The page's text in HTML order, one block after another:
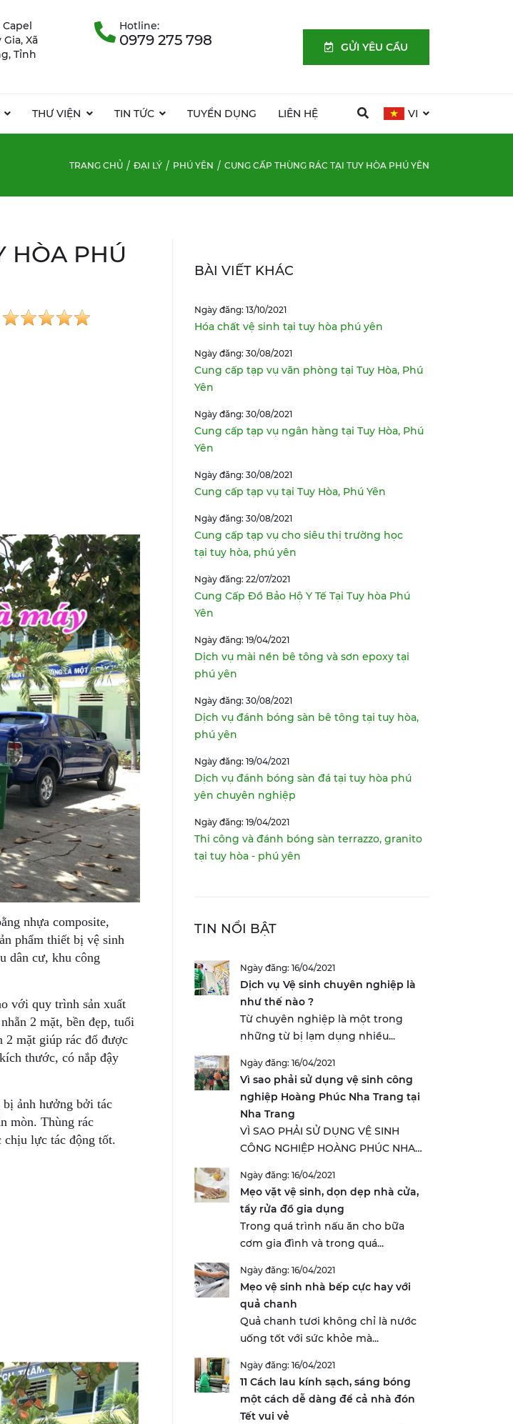
THƯ VIỆN TIN TỨC TUYỂN DỤNG LIÊN HỆ VI
Capel
Xã
Tỉnh
Hotline:
0979 275 798 GỬI YÊU CẦU
TRANG CHỦ ĐẠI LÝ PHÚ YÊN CUNG CẤP THÙNG RÁC TẠI TUY HÒA PHÚ YÊN
HÒA PHÚ
nhựa composite,
phẩm thiết bị vệ sinh
dân cư, khu công
với quy trình sản xuất
2 mặt, bền đẹp, tuổi
2 mặt giúp rác đổ được
thước, có nắp đậy
ảnh hưởng bởi tác
mòn. Thùng rác
chịu lực tác động tốt.
BÀI VIẾT KHÁC
Ngày đăng: 13/10/2021
Hóa chất vệ sinh tại tuy hòa phú yên
Ngày đăng: 30/08/2021
Cung cấp tạp vụ văn phòng tại Tuy Hòa, Phú
Yên
Ngày đăng: 30/08/2021
Cung cấp tạp vụ ngân hàng tại Tuy Hòa, Phú
Yên
Ngày đăng: 30/08/2021
Cung cấp tạp vụ tại Tuy Hòa, Phú Yên
Ngày đăng: 30/08/2021
Cung cấp tạp vụ cho siêu thị trường học
tại tuy hòa, phú yên
Ngày đăng: 22/07/2021
Cung Cấp Đồ Bảo Hộ Y Tế Tại Tuy hòa Phú
Yên
Ngày đăng: 19/04/2021
Dịch vụ mài nền bê tông và sơn epoxy tại
phú yên
Ngày đăng: 30/08/2021
Dịch vụ đánh bóng sàn bê tông tại tuy hòa,
phú yên
Ngày đăng: 19/04/2021
Dịch vụ đánh bóng sàn đá tại tuy hòa phú
yên chuyên nghiệp
Ngày đăng: 19/04/2021
Thi công và đánh bóng sàn terrazzo, granito
tại tuy hòa - phú yên
TIN NỔI BẬT
Ngày đăng: 16/04/2021
Dịch vụ Vệ sinh chuyên nghiệp là
như thế nào ?
Từ chuyên nghiệp là một trong
những từ bị lạm dụng nhiều...
Ngày đăng: 16/04/2021
Vì sao phải sử dụng vệ sinh công
nghiệp Hoàng Phúc Nha Trang tại
Nha Trang
VÌ SAO PHẢI SỬ DỤNG VỆ SINH
CÔNG NGHIỆP HOÀNG PHÚC NHA
Ngày đăng: 16/04/2021
Mẹo vặt vệ sinh, dọn dẹp nhà cửa,
tẩy rửa đồ gia dụng
Trong quá trình nấu ăn cho bữa
cơm gia đình và trong quá...
Ngày đăng: 16/04/2021
Mẹo vệ sinh nhà bếp cực hay với
quả chanh
Quả chanh tươi không chỉ là nước
uống tốt với sức khỏe mà...
Ngày đăng: 16/04/2021
11 Cách lau kính sạch, sáng bóng
một cách dễ dàng để cả nhà đón
Tết vui vẻ